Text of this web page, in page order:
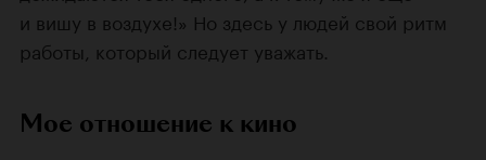
и вишу в воздухе!» Но здесь у людей свой ритм
работы, который следует уважать.
Мое отношение к кино